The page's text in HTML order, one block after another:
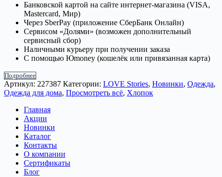
Банковской картой на сайте интернет-магазина (VISA,
Mastercard, Мир)
Через SberPay (приложение СберБанк Онлайн)
Сервисом «Долями» (возможен дополнительный
сервисный сбор)
Наличными курьеру при получении заказа
С помощью Юmoney (кошелёк или привязанная карта)
Подробнее
Артикул: 227387 Категории: LOVE Stories, Новинки, Одежда,
Одежда для дома, Просмотреть всё, Хлопок
Главная
Акции
Новинки
Каталог
Контакты
О компании
Сертификаты
Блог